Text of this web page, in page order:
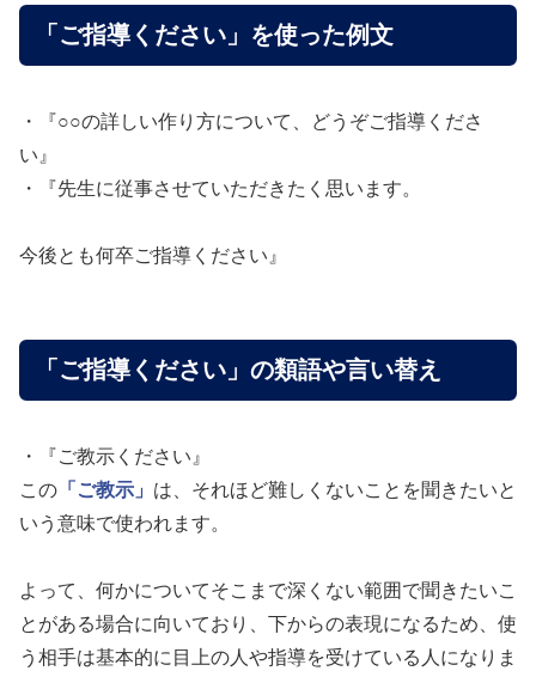
「ご指導ください」を使った例文
・『○○の詳しい作り方について、どうぞご指導くださ
い』
・『先生に従事させていただきたく思います。
今後とも何卒ご指導ください』
「ご指導ください」の類語や言い替え
・『ご教示ください』
この 「ご教示」 は、それほど難しくないことを聞きたいと
いう意味で使われます。
よって、何かについてそこまで深くない範囲で聞きたいこ
とがある場合に向いており、下からの表現になるため、使
う相手は基本的に目上の人や指導を受けている人になりま